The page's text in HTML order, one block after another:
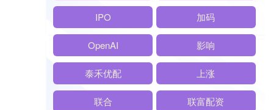
IPO 加码
OpenAI 影响
泰禾优配 上涨
联合 联富配资